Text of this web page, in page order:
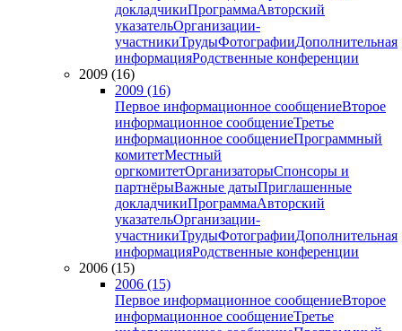
докладчикиПрограммаАвторский
указательОрганизации-
участникиТрудыФотографииДополнительная
информацияРодственные конференции
2009 (16)
2009 (16)
Первое информационное сообщениеВторое
информационное сообщениеТретье
информационное сообщениеПрограммный
комитетМестный
оргкомитетОрганизаторыСпонсоры и
партнёрыВажные датыПриглашенные
докладчикиПрограммаАвторский
указательОрганизации-
участникиТрудыФотографииДополнительная
информацияРодственные конференции
2006 (15)
2006 (15)
Первое информационное сообщениеВторое
информационное сообщениеТретье